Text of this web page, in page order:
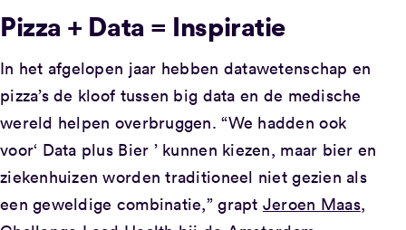
Pizza + Data = Inspiratie
In het afgelopen jaar hebben datawetenschap en
pizza’s de kloof tussen big data en de medische
wereld helpen overbruggen. “We hadden ook
voor‘ Data plus Bier ’ kunnen kiezen, maar bier en
ziekenhuizen worden traditioneel niet gezien als
een geweldige combinatie,” grapt Jeroen Maas,